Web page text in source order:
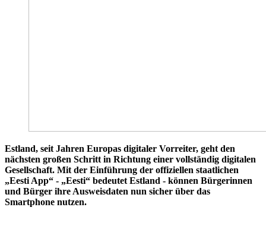
Estland, seit Jahren Europas digitaler Vorreiter, geht den
nächsten großen Schritt in Richtung einer vollständig digitalen
Gesellschaft. Mit der Einführung der offiziellen staatlichen
„Eesti App“ - „Eesti“ bedeutet Estland - können Bürgerinnen
und Bürger ihre Ausweisdaten nun sicher über das
Smartphone nutzen.